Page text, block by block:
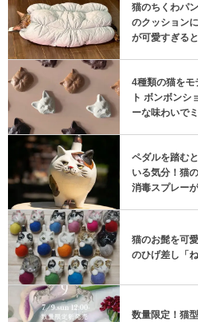
猫のちくわパ
のクッション
が可愛すぎる
4種類の猫をモ
ト ボンボンシ
ーな味わいで
ペダルを踏む
いる気分！猫
消毒スプレー
猫のお髭を可
のひげ差し「
数量限定！猫